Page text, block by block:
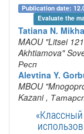
Publication date:
Evaluate the
Tatiana N.
MAOU "Litsei
Akhtiamova"
Респ
Alevtina Y.
MBOU
Kazani ,